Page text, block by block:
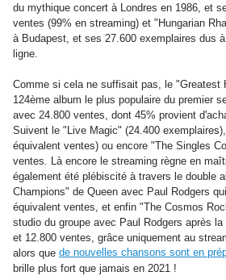
du mythique concert à Londres en 1986, et
ventes (99% en streaming) et "Hungarian
à Budapest, et ses 27.600 exemplaires dus
ligne.
Comme si cela ne suffisait pas, le "Greatest
124ème album le plus populaire du premier
avec 24.800 ventes, dont 45% provient
Suivent le "Live Magic" (24.400
équivalent ventes) ou encore "The Singles
ventes. Là encore le streaming règne en
également été plébiscité à travers le double
Champions" de Queen avec Paul Rodgers
équivalent ventes, et enfin "The Cosmos
studio du groupe avec Paul Rodgers après
et 12.800 ventes, grâce uniquement au
alors que de nouvelles chansons sont en
brille plus fort que jamais en 2021 !